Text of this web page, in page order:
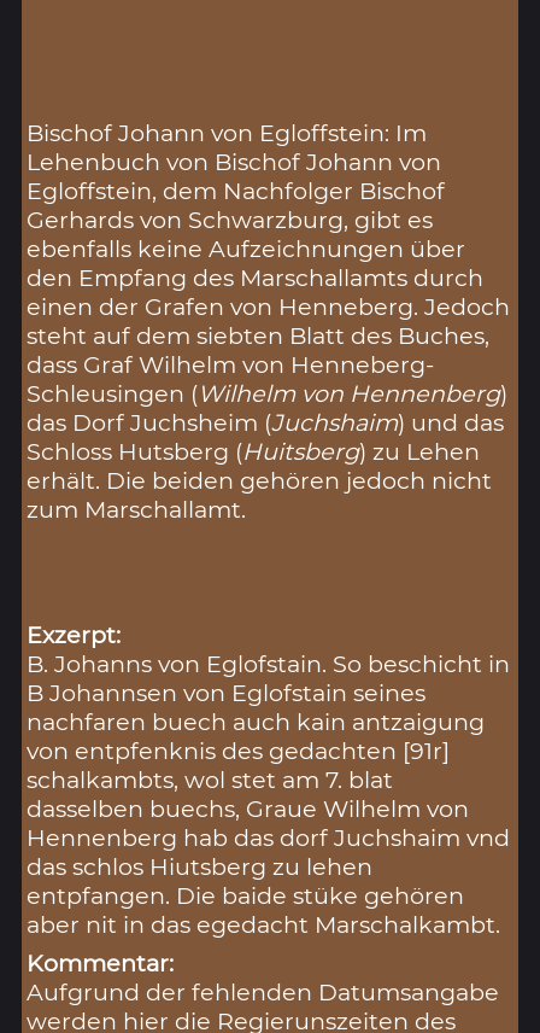
Bischof Johann von Egloffstein: Im
Lehenbuch von Bischof Johann von
Egloffstein, dem Nachfolger Bischof
Gerhards von Schwarzburg, gibt es
ebenfalls keine Aufzeichnungen über
den Empfang des Marschallamts durch
einen der Grafen von Henneberg. Jedoch
steht auf dem siebten Blatt des Buches,
dass Graf Wilhelm von Henneberg-
Schleusingen (Wilhelm von Hennenberg)
das Dorf Juchsheim (Juchshaim) und das
Schloss Hutsberg (Huitsberg) zu Lehen
erhält. Die beiden gehören jedoch nicht
zum Marschallamt.
Exzerpt:
B. Johanns von Eglofstain. So beschicht in
B Johannsen von Eglofstain seines
nachfaren buech auch kain antzaigung
von entpfenknis des gedachten [91r]
schalkambts, wol stet am 7. blat
dasselben buechs, Graue Wilhelm von
Hennenberg hab das dorf Juchshaim vnd
das schlos Hiutsberg zu lehen
entpfangen. Die baide stüke gehören
aber nit in das egedacht Marschalkambt.
Kommentar:
Aufgrund der fehlenden Datumsangabe
werden hier die Regierunszeiten des